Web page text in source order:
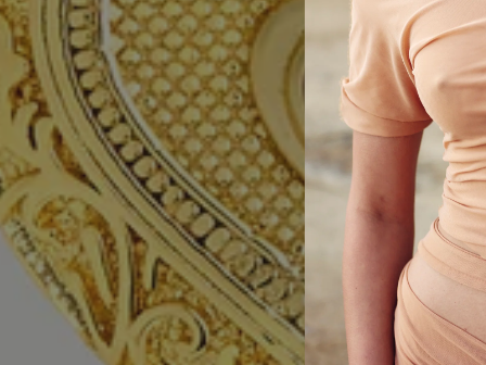
TAGLIA
DIAMETRO INTERNO
EQUIVALENZA TAGLIE + info